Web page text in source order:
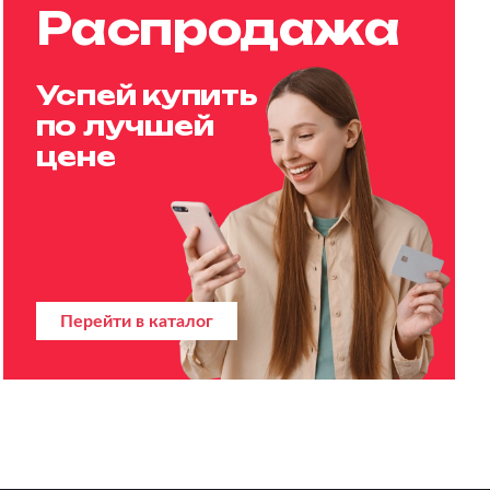
Распродажа
Успей купить
по лучшей
цене
Перейти в каталог